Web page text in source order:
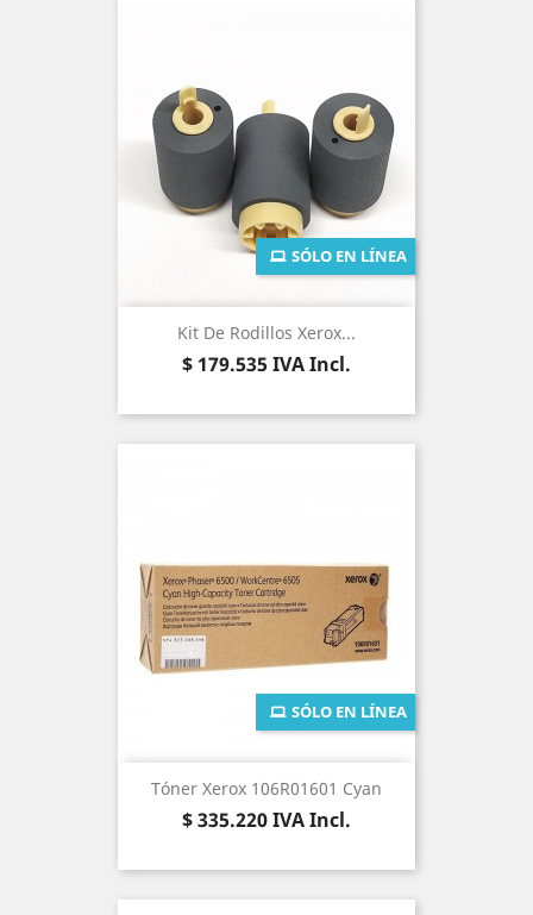
Kit De Rodillos Xerox...
Precio
$ 179.535IVA Incl.
SÓLO EN LÍNEA
Tóner Xerox 106R01601 Cyan
Precio
$ 335.220IVA Incl.
SÓLO EN LÍNEA